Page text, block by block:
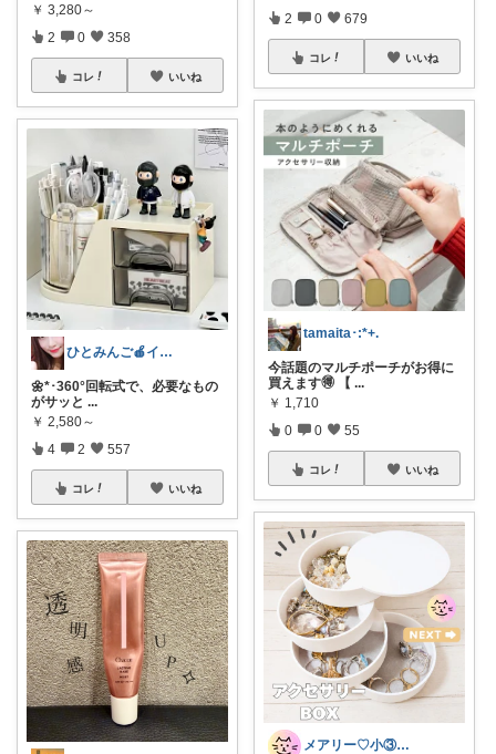
￥ 3,280～
2 0 358
コレ いいね
ひとみんご🍎‪インテリア雑貨
🌼*･360°回転式で、必要なもの
がサッと ...
￥ 2,580～
4 2 557
コレ いいね
2 0 679
コレ いいね
tamaita･:*+.
今話題のマルチポーチがお得に
買えます🉐 【 ...
￥ 1,710
0 0 55
コレ いいね
メアリー♡小③女の子のママ•᎑•ꕤ